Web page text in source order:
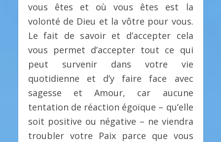
vous êtes et où vous êtes est la
volonté de Dieu et la vôtre pour vous.
Le fait de savoir et d’accepter cela
vous permet d’accepter tout ce qui
peut survenir dans votre vie
quotidienne et d’y faire face avec
sagesse et Amour, car aucune
tentation de réaction égoïque – qu’elle
soit positive ou négative – ne viendra
troubler votre Paix parce que vous